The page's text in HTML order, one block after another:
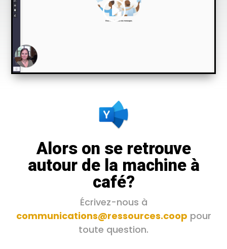
Alors on se retrouve
autour de la machine à
café?
Écrivez-nous à
communications@ressources.coop pour
toute question.